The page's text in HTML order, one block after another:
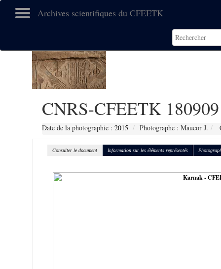
Archives scientifiques du CFEETK
CNRS-CFEETK 180909
Date de la photographie : 2015 Photographe : Maucor J.
Consulter le document Information sur les éléments représentés